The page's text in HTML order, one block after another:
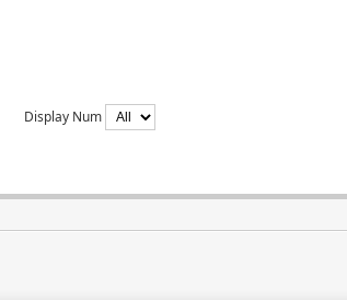
Display Num